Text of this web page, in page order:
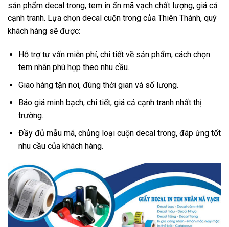
sản phẩm decal trong, tem in ấn mã vạch chất lượng, giá cả
cạnh tranh. Lựa chọn decal cuộn trong của Thiên Thành, quý
khách hàng sẽ được:
Hỗ trợ tư vấn miễn phí, chi tiết về sản phẩm, cách chọn
tem nhãn phù hợp theo nhu cầu.
Giao hàng tận nơi, đúng thời gian và số lượng.
Báo giá minh bạch, chi tiết, giá cả cạnh tranh nhất thị
trường.
Đầy đủ mẫu mã, chủng loại cuộn decal trong, đáp ứng tốt
nhu cầu của khách hàng.